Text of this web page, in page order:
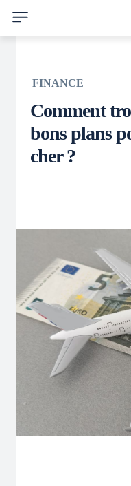
FINANCE
Comment
bons plans
cher ?